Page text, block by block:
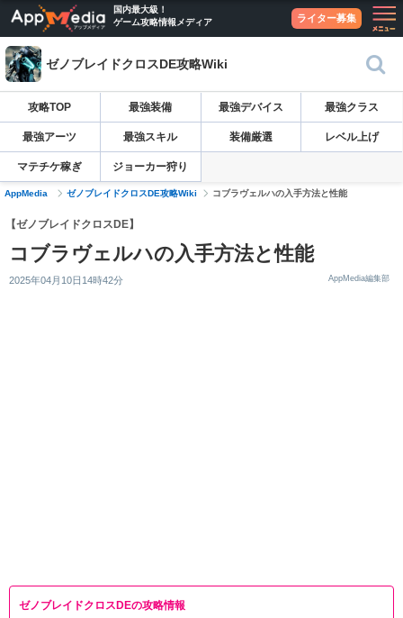
国内最大級！
ゲーム攻略情報メディア
ライター募集
ゼノブレイドクロスDE攻略Wiki
攻略TOP 最強装備 最強デバイス 最強クラス
最強アーツ 最強スキル 装備厳選 レベル上げ
マテチケ稼ぎ ジョーカー狩り
AppMedia ゼノブレイドクロスDE攻略Wiki コブラヴェルハの入手方法と性能
【ゼノブレイドクロスDE】
コブラヴェルハの入手方法と性能
2025年04月10日14時42分 AppMedia編集部
ゼノブレイドクロスDEの攻略情報